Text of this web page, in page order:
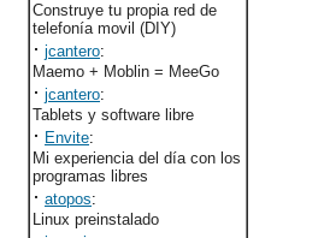
Construye tu propia red de
telefonía movil (DIY)
· jcantero:
Maemo + Moblin = MeeGo
· jcantero:
Tablets y software libre
· Envite:
Mi experiencia del día con los
programas libres
· atopos:
Linux preinstalado